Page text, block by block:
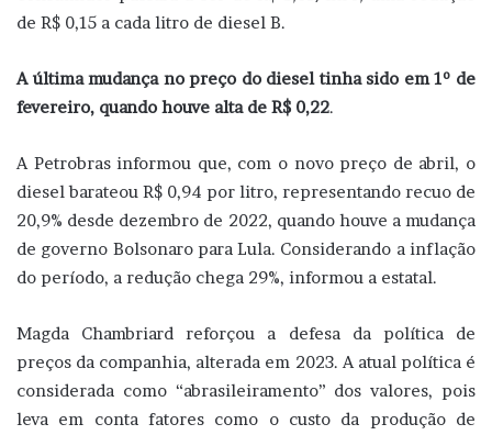
de R$ 0,15 a cada litro de diesel B.
A última mudança no preço do diesel tinha sido em 1º de
fevereiro, quando houve alta de R$ 0,22.
A Petrobras informou que, com o novo preço de abril, o
diesel barateou R$ 0,94 por litro, representando recuo de
20,9% desde dezembro de 2022, quando houve a mudança
de governo Bolsonaro para Lula. Considerando a inflação
do período, a redução chega 29%, informou a estatal.
Magda Chambriard reforçou a defesa da política de
preços da companhia, alterada em 2023. A atual política é
considerada como “abrasileiramento” dos valores, pois
leva em conta fatores como o custo da produção de